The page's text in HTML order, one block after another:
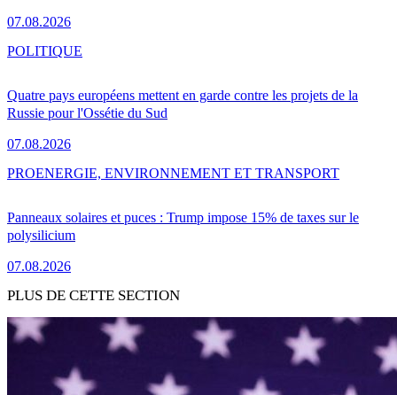
07.08.2026
Quatre pays européens mettent en garde contre les projets de la
Russie pour l'Ossétie du Sud
07.08.2026
POLITIQUE
Panneaux solaires et puces : Trump impose 15% de taxes sur le
polysilicium
07.08.2026
PROENERGIE, ENVIRONNEMENT ET TRANSPORT
PLUS DE CETTE SECTION